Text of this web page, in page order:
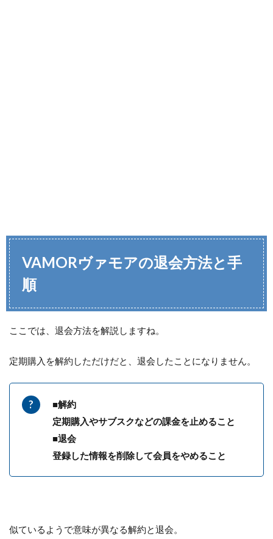
VAMORヴァモアの退会方法と手
順
ここでは、退会方法を解説しますね。
定期購入を解約しただけだと、退会したことになりません。
■解約
定期購入やサブスクなどの課金を止めること
■退会
登録した情報を削除して会員をやめること
似ているようで意味が異なる解約と退会。